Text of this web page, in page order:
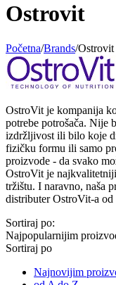
Ostrovit
Početna/Brands/Ostrovit
OstroVit je kompanija
potrebe potrošača. Nije
izdržljivost ili bilo koje
fizičku formu ili samo
proizvode - da svako
OstroVit je
tržištu. I naravno, naša
distributer OstroVit-a od
Sortiraj po:
Najpopularnijim
Sortiraj po
Najnovijim